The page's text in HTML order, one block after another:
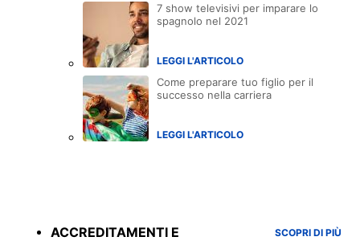
7 show televisivi per imparare lo
spagnolo nel 2021
LEGGI L'ARTICOLO
Come preparare tuo figlio per il
successo nella carriera
LEGGI L'ARTICOLO
ACCREDITAMENTI E
SCOPRI DI PIÙ